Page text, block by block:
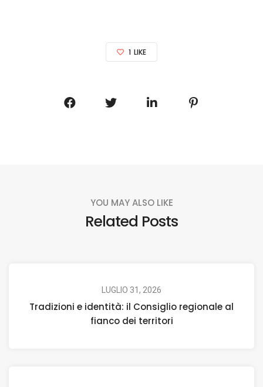
1 LIKE
YOU MAY ALSO LIKE
Related Posts
LUGLIO 31, 2026
Tradizioni e identità: il Consiglio regionale al
fianco dei territori